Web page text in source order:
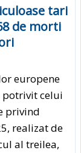
tari
de morti
europene
potrivit celui
privind
realizat de
al treilea,